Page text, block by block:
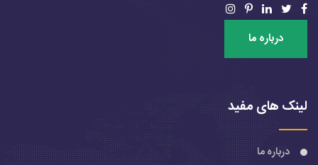
درباره ما
لینک های مفید
درباره ما